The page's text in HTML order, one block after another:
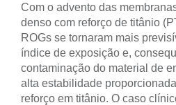
Com o advento das
denso com reforço de titânio
ROGs se tornaram mais
índice de exposição e,
contaminação do material de
alta estabilidade
reforço em titânio. O caso